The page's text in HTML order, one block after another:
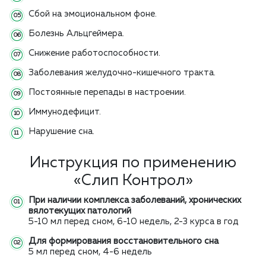
Сбой на эмоциональном фоне.
Болезнь Альцгеймера.
Снижение работоспособности.
Заболевания желудочно-кишечного тракта.
Постоянные перепады в настроении.
Иммунодефицит.
Нарушение сна.
Инструкция по применению
«Слип Контрол»
При наличии комплекса заболеваний, хронических
вялотекущих патологий
5-10 мл перед сном, 6-10 недель, 2-3 курса в год
Для формирования восстановительного сна
5 мл перед сном, 4-6 недель